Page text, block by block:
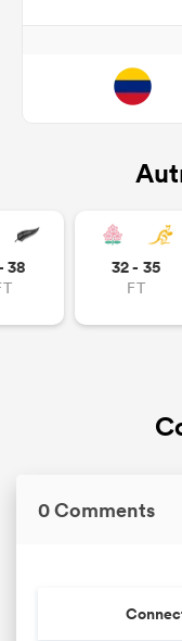
38 32 - 35
FT
0 Comments